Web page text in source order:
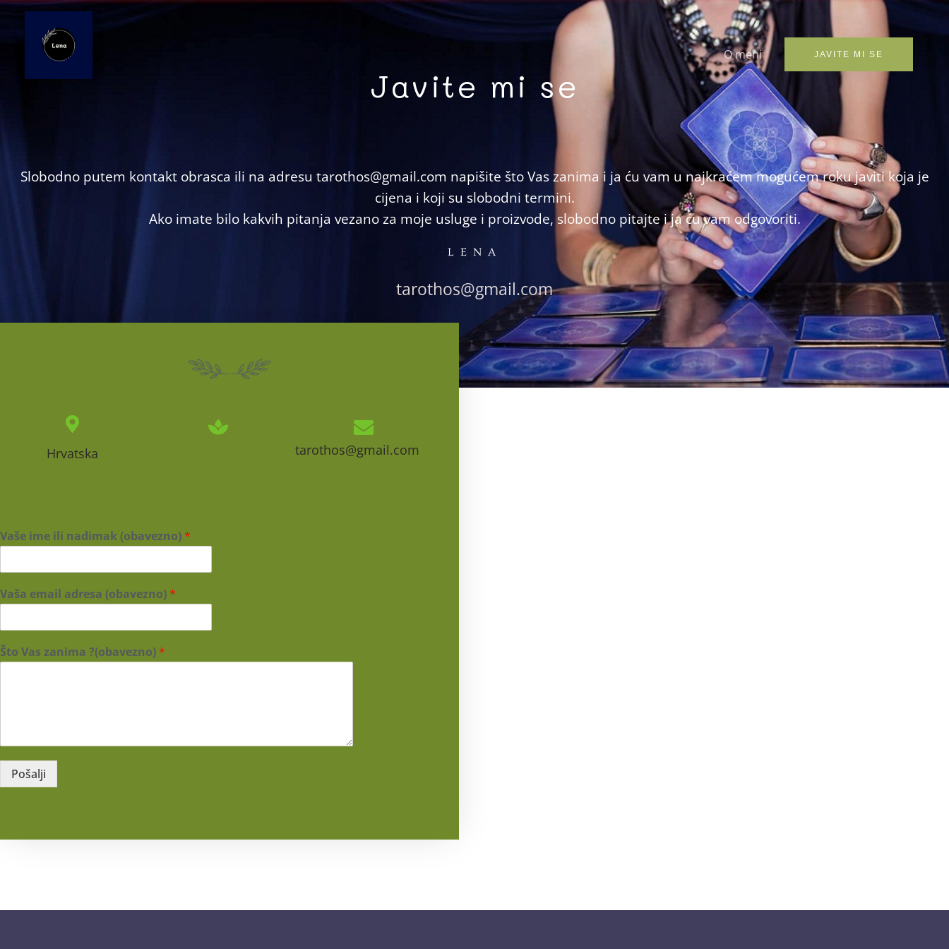
Skip
O meni JAVITE MI SE
Javite mi se
Slobodno putem kontakt obrasca ili na adresu tarothos@gmail.com napišite što Vas zanima i ja ću vam u najkraćem mogućem roku javiti koja je
cijena i koji su slobodni termini.
Ako imate bilo kakvih pitanja vezano za moje usluge i proizvode, slobodno pitajte i ja ću vam odgovoriti.
LENA
tarothos@gmail.com
Hrvatska tarothos@gmail.com
Vaše ime ili nadimak (obavezno) *
Vaša email adresa (obavezno) *
Što Vas zanima ?(obavezno) *
Pošalji